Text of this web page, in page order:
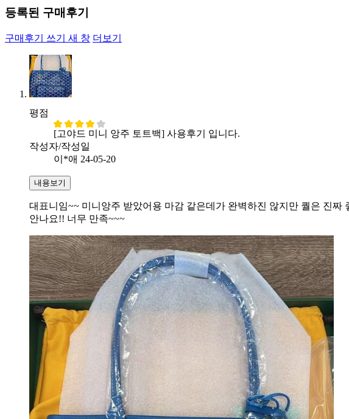
등록된 구매후기
구매후기 쓰기 새 창 더보기
평점
[고야드 미니 앙주 토트백] 사용후기 입니다.
작성자/작성일
이*애 24-05-20
내용보기
대표니임~~ 미니앙주 받았어용 마감 같은데가 완벽하진 않지만 퀄은 진
안나요!! 너무 만족~~~